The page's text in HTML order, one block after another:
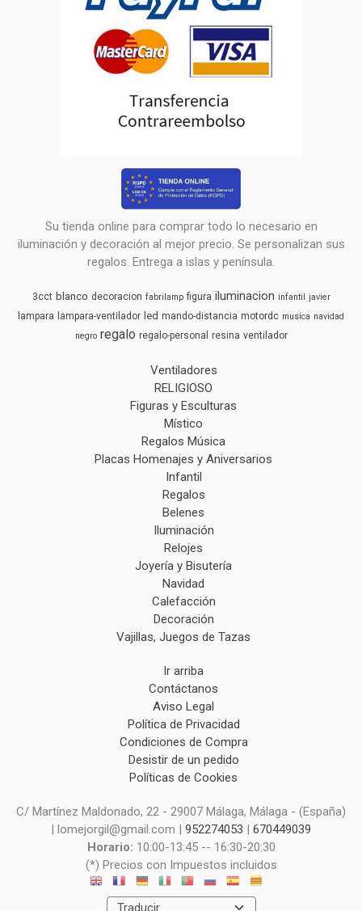
Su tienda online para comprar todo lo necesario en
iluminación y decoración al mejor precio. Se personalizan sus
regalos. Entrega a islas y península.
3cct blanco decoracion fabrilamp figura iluminacion infantil javier
lampara lampara-ventilador led mando-distancia motordc musica navidad
negro regalo regalo-personal resina ventilador
Ventiladores
RELIGIOSO
Figuras y Esculturas
Místico
Regalos Música
Placas Homenajes y Aniversarios
Infantil
Regalos
Belenes
Iluminación
Relojes
Joyería y Bisutería
Navidad
Calefacción
Decoración
Vajillas, Juegos de Tazas
Ir arriba
Contáctanos
Aviso Legal
Política de Privacidad
Condiciones de Compra
Desistir de un pedido
Políticas de Cookies
C/ Martínez Maldonado, 22 - 29007 Málaga, Málaga - (España)
| lomejorgil@gmail.com | 952274053 | 670449039
Horario: 10:00-13:45 -- 16:30-20:30
(*) Precios con Impuestos incluidos